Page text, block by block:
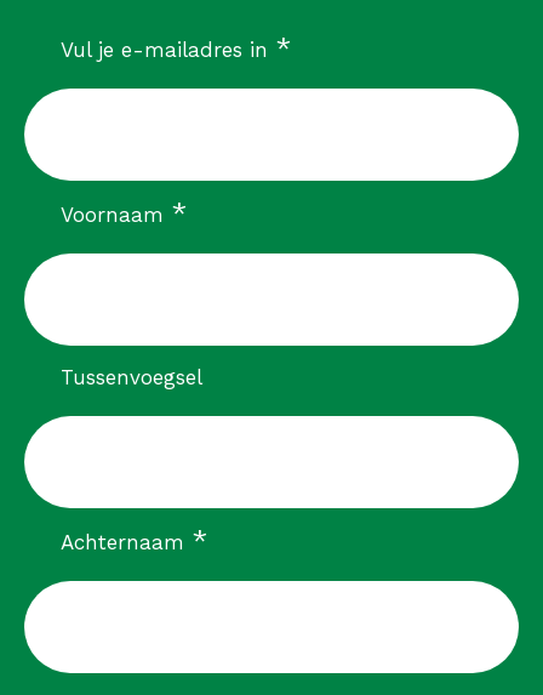
Vul je e-mailadres in *verplicht
Voornaam *verplicht
Tussenvoegsel
Achternaam *verplicht